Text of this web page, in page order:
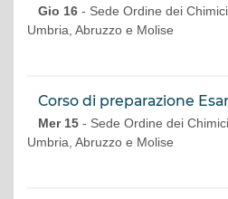
Gio 16- Sede Ordine dei
Umbria, Abruzzo e Molise
Corso di preparazione
Mer 15- Sede Ordine dei
Umbria, Abruzzo e Molise